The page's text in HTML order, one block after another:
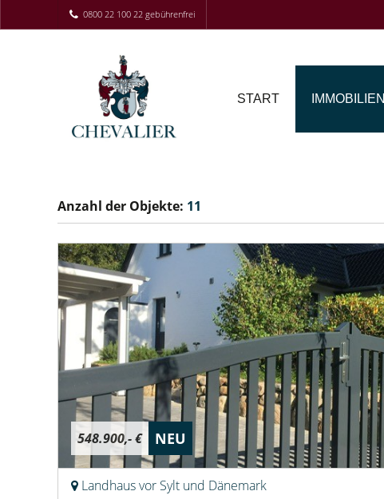
0800 22 100 22 gebührenfrei
START IMMOBILIEN
Anzahl der Objekte: 11
548.900,- € NEU
Landhaus vor Sylt und Dänemark